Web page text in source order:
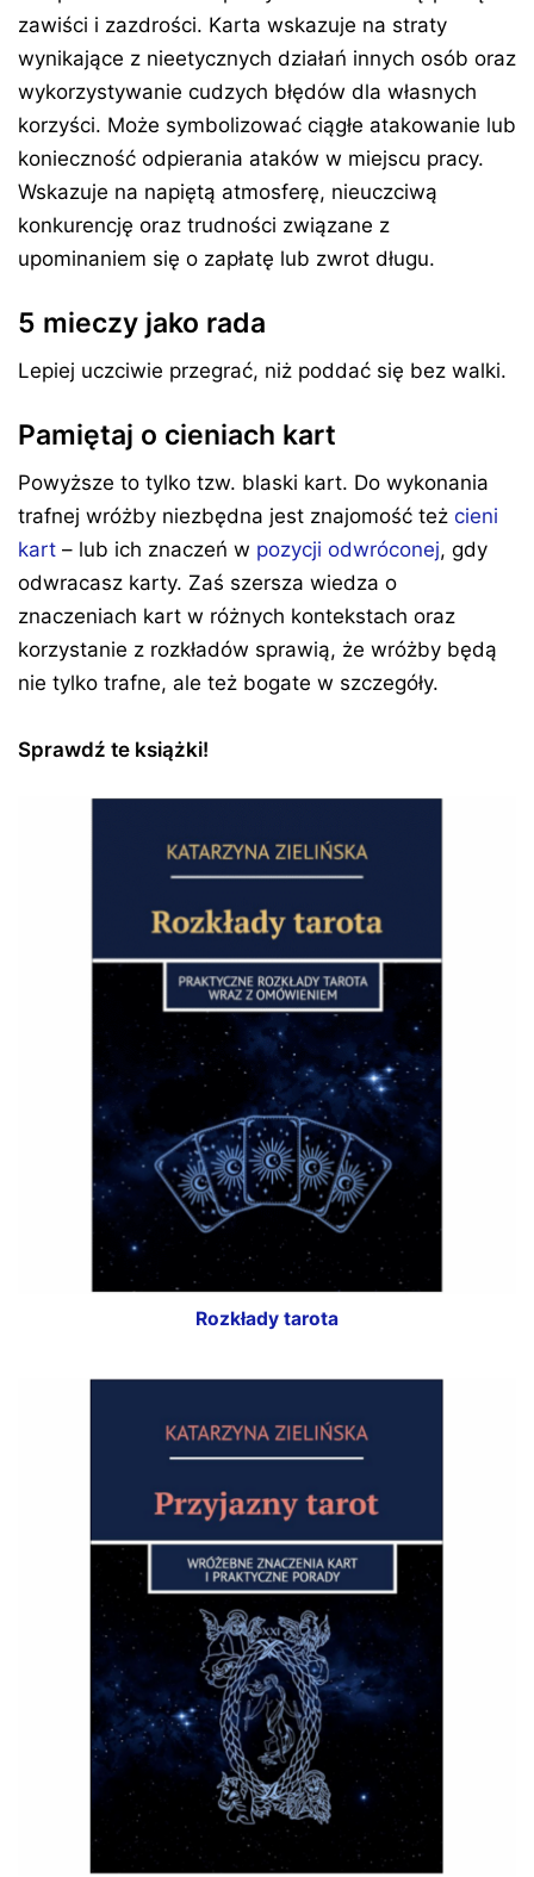
zawiści i zazdrości. Karta wskazuje na straty
wynikające z nieetycznych działań innych osób oraz
wykorzystywanie cudzych błędów dla własnych
korzyści. Może symbolizować ciągłe atakowanie lub
konieczność odpierania ataków w miejscu pracy.
Wskazuje na napiętą atmosferę, nieuczciwą
konkurencję oraz trudności związane z
upominaniem się o zapłatę lub zwrot długu.
5 mieczy jako rada
Lepiej uczciwie przegrać, niż poddać się bez walki.
Pamiętaj o cieniach kart
Powyższe to tylko tzw. blaski kart. Do wykonania
trafnej wróżby niezbędna jest znajomość też cieni
kart – lub ich znaczeń w pozycji odwróconej, gdy
odwracasz karty. Zaś szersza wiedza o
znaczeniach kart w różnych kontekstach oraz
korzystanie z rozkładów sprawią, że wróżby będą
nie tylko trafne, ale też bogate w szczegóły.
Sprawdź te książki!
Rozkłady tarota